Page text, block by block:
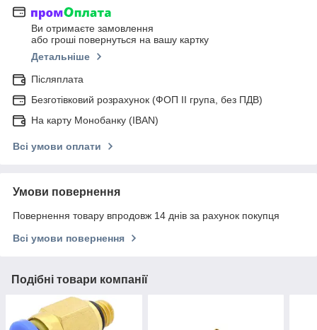
Ви отримаєте замовлення
або гроші повернуться на вашу картку
Детальніше
Післяплата
Безготівковий розрахунок (ФОП ІІ група, без ПДВ)
На карту Монобанку (IBAN)
Всі умови оплати
Умови повернення
Повернення товару впродовж 14 днів за рахунок покупця
Всі умови повернення
Подібні товари компанії